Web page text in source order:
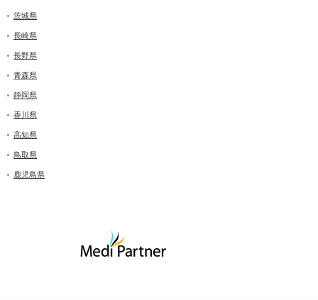
茨城県
長崎県
長野県
青森県
静岡県
香川県
高知県
鳥取県
鹿児島県